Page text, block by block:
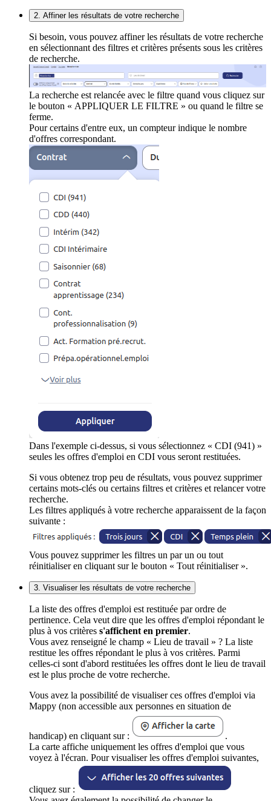
2. Affiner les résultats de votre recherche
Si besoin, vous pouvez affiner les résultats de votre recherche
en sélectionnant des filtres et critères présents sous les critères
de recherche.
La recherche est relancée avec le filtre quand vous cliquez sur
le bouton « APPLIQUER LE FILTRE » ou quand le filtre se
ferme.
Pour certains d'entre eux, un compteur indique le nombre
d'offres correspondant.
Dans l'exemple ci-dessus, si vous sélectionnez « CDI (941) »
seules les offres d'emploi en CDI vous seront restituées.
Si vous obtenez trop peu de résultats, vous pouvez supprimer
certains mots-clés ou certains filtres et critères et relancer votre
recherche.
Les filtres appliqués à votre recherche apparaissent de la façon
suivante :
Vous pouvez supprimer les filtres un par un ou tout
réinitialiser en cliquant sur le bouton « Tout réinitialiser ».
3. Visualiser les résultats de votre recherche
La liste des offres d'emploi est restituée par ordre de
pertinence. Cela veut dire que les offres d'emploi répondant le
plus à vos critères s'affichent en premier.
Vous avez renseigné le champ « Lieu de travail » ? La liste
restitue les offres répondant le plus à vos critères. Parmi
celles-ci sont d'abord restituées les offres dont le lieu de travail
est le plus proche de votre recherche.
Vous avez la possibilité de visualiser ces offres d'emploi via
Mappy (non accessible aux personnes en situation de
handicap) en cliquant sur :
.
La carte affiche uniquement les offres d'emploi que vous
voyez à l'écran. Pour visualiser les offres d'emploi suivantes,
cliquez sur :